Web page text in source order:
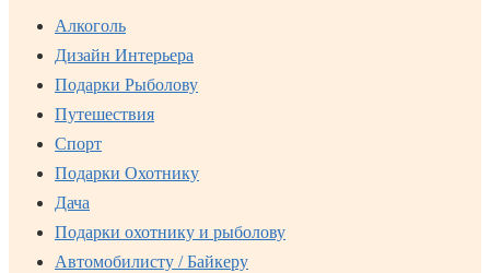
Алкоголь
Дизайн Интерьера
Подарки Рыболову
Путешествия
Спорт
Подарки Охотнику
Дача
Подарки охотнику и рыболову
Автомобилисту / Байкеру